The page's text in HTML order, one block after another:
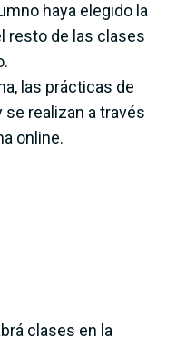
haya elegido la
resto de las clases
las prácticas de
realizan a través
online.
clases en la